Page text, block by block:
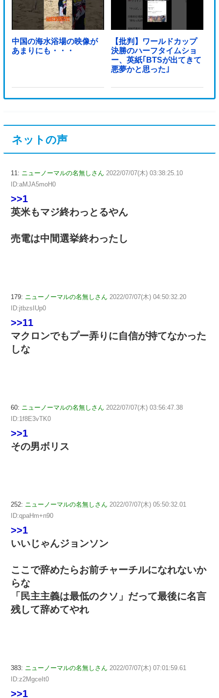
中国の海水浴場の映像が
あまりにも・・・
【批判】ワールドカップ
決勝のハーフタイムショ
ー、英紙｢BTSが出てきて
悪夢かと思った｣
ネットの声
11: ニューノーマルの名無しさん 2022/07/07(木) 03:38:25.10
ID:aMJA5moH0
>>1
英米もマジ終わっとるやん
売電は中間選挙終わったし
179: ニューノーマルの名無しさん 2022/07/07(木) 04:50:32.20
ID:jtbzsIUp0
>>11
マクロンでもプー弄りに自信が持てなかった
しな
60: ニューノーマルの名無しさん 2022/07/07(木) 03:56:47.38
ID:1f8E3vTK0
>>1
その男ボリス
252: ニューノーマルの名無しさん 2022/07/07(木) 05:50:32.01
ID:qpaHm+n90
>>1
いいじゃんジョンソン
ここで辞めたらお前チャーチルになれないか
らな
「民主主義は最低のクソ」だって最後に名言
残して辞めてやれ
383: ニューノーマルの名無しさん 2022/07/07(木) 07:01:59.61
ID:z2MgceIt0
>>1